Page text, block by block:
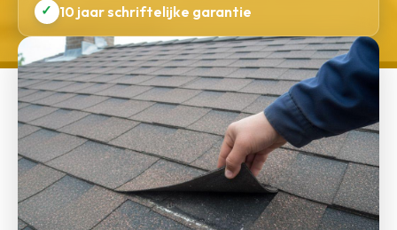
✓ 10 jaar schriftelijke garantie